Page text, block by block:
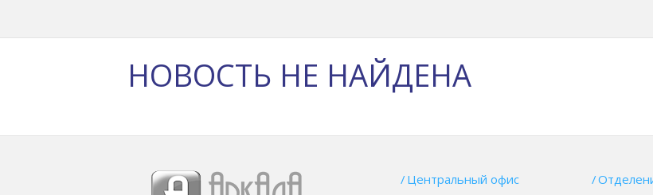
НОВОСТЬ НЕ НАЙДЕНА
Центральный офис